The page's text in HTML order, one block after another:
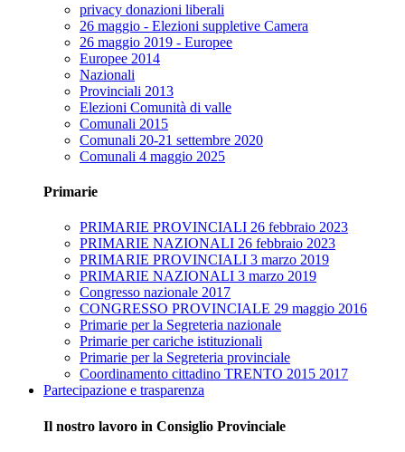
privacy donazioni liberali
26 maggio - Elezioni suppletive Camera
26 maggio 2019 - Europee
Europee 2014
Nazionali
Provinciali 2013
Elezioni Comunità di valle
Comunali 2015
Comunali 20-21 settembre 2020
Comunali 4 maggio 2025
Primarie
PRIMARIE PROVINCIALI 26 febbraio 2023
PRIMARIE NAZIONALI 26 febbraio 2023
PRIMARIE PROVINCIALI 3 marzo 2019
PRIMARIE NAZIONALI 3 marzo 2019
Congresso nazionale 2017
CONGRESSO PROVINCIALE 29 maggio 2016
Primarie per la Segreteria nazionale
Primarie per cariche istituzionali
Primarie per la Segreteria provinciale
Coordinamento cittadino TRENTO 2015 2017
Partecipazione e trasparenza
Il nostro lavoro in Consiglio Provinciale